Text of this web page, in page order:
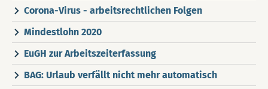
Corona-Virus - arbeitsrechtlichen Folgen
Mindestlohn 2020
EuGH zur Arbeitszeiterfassung
BAG: Urlaub verfällt nicht mehr automatisch